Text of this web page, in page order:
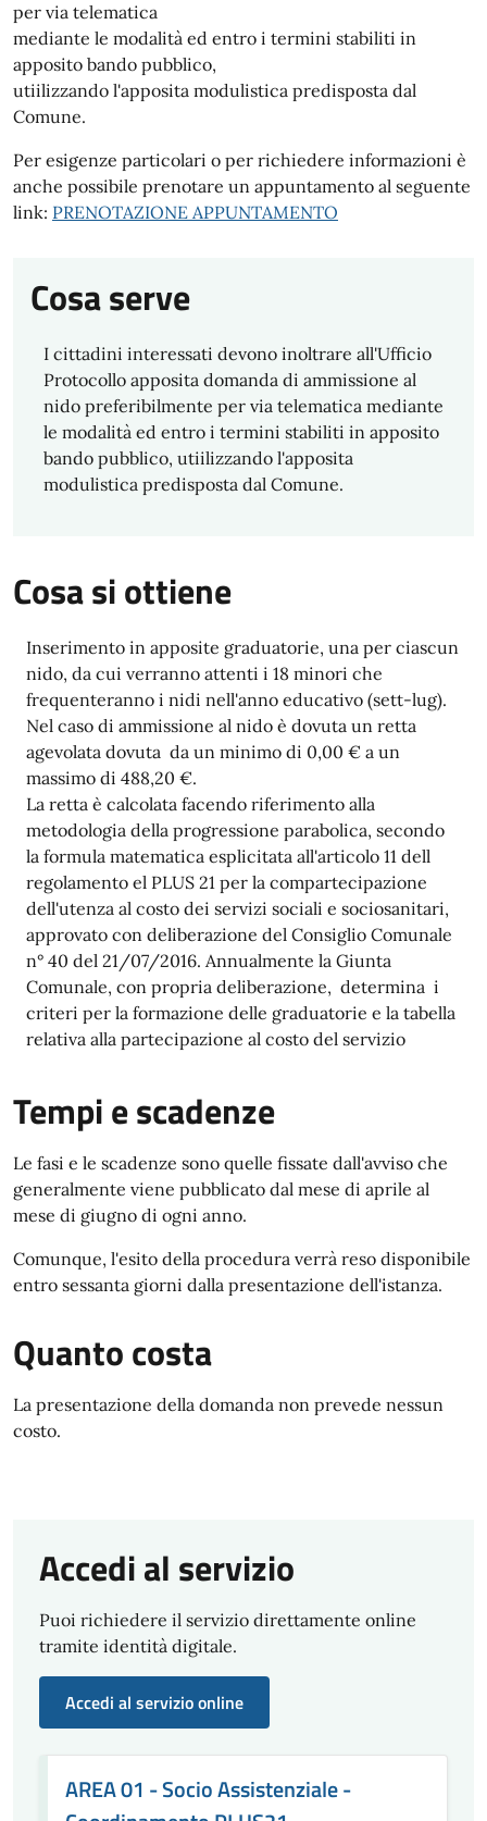
per via telematica
mediante le modalità ed entro i termini stabiliti in
apposito bando pubblico,
utiilizzando l'apposita modulistica predisposta dal
Comune.
Per esigenze particolari o per richiedere informazioni è
anche possibile prenotare un appuntamento al seguente
link: PRENOTAZIONE APPUNTAMENTO
Cosa serve
I cittadini interessati devono inoltrare all'Ufficio
Protocollo apposita domanda di ammissione al
nido preferibilmente per via telematica mediante
le modalità ed entro i termini stabiliti in apposito
bando pubblico, utiilizzando l'apposita
modulistica predisposta dal Comune.
Cosa si ottiene
Inserimento in apposite graduatorie, una per ciascun
nido, da cui verranno attenti i 18 minori che
frequenteranno i nidi nell'anno educativo (sett-lug).
Nel caso di ammissione al nido è dovuta un retta
agevolata dovuta da un minimo di 0,00 € a un
massimo di 488,20 €.
La retta è calcolata facendo riferimento alla
metodologia della progressione parabolica, secondo
la formula matematica esplicitata all'articolo 11 dell
regolamento el PLUS 21 per la compartecipazione
dell'utenza al costo dei servizi sociali e sociosanitari,
approvato con deliberazione del Consiglio Comunale
n° 40 del 21/07/2016. Annualmente la Giunta
Comunale, con propria deliberazione, determina i
criteri per la formazione delle graduatorie e la tabella
relativa alla partecipazione al costo del servizio
Tempi e scadenze
Le fasi e le scadenze sono quelle fissate dall'avviso che
generalmente viene pubblicato dal mese di aprile al
mese di giugno di ogni anno.
Comunque, l'esito della procedura verrà reso disponibile
entro sessanta giorni dalla presentazione dell'istanza.
Quanto costa
La presentazione della domanda non prevede nessun
costo.
Accedi al servizio
Puoi richiedere il servizio direttamente online
tramite identità digitale.
Accedi al servizio online
AREA 01 - Socio Assistenziale -